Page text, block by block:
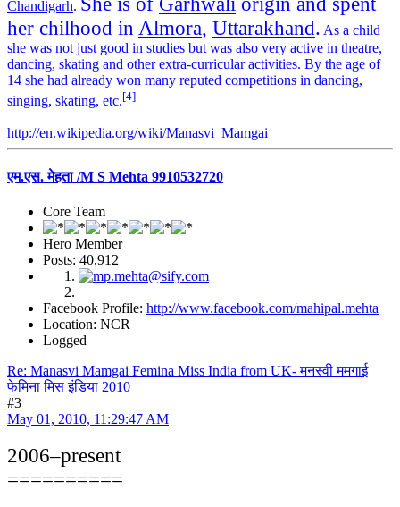
Chandigarh.
her chilhood in Almora, Uttarakhand. As a child
she was not just good in studies but was also very active in theatre,
dancing, skating and other extra-curricular activities. By the age of
14 she had already won many reputed competitions in dancing,
singing, skating, etc.[4]
http://en.wikipedia.org/wiki/Manasvi_Mamgai
एम.एस. मेहता /M S Mehta 9910532720
Core Team
Hero Member
Posts: 40,912
Facebook Profile: http://www.facebook.com/mahipal.mehta
Location: NCR
Logged
Re: Manasvi Mamgai Femina Miss India from UK- मनस्वी ममगाई
फेमिना मिस इंडिया 2010
#3
May 01, 2010, 11:29:47 AM
2006–present
==========